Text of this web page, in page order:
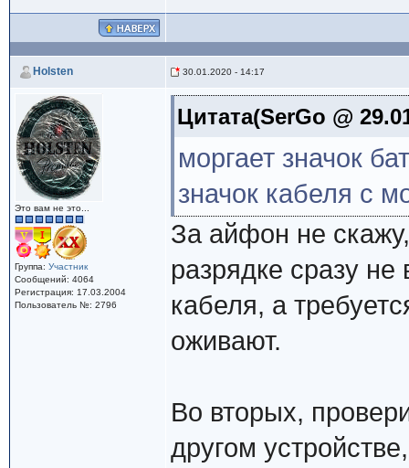
Holsten 30.01.2020 - 14:17
Это вам не это...
Группа: Участник
Сообщений: 4064
Регистрация: 17.03.2004
Пользователь №: 2796
Цитата(SerGo @
моргает значок
значок кабеля с
За айфон не
разрядке сразу
кабеля, а
оживают.
Во вторых,
другом